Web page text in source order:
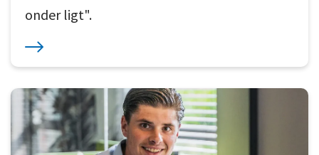
onder ligt".